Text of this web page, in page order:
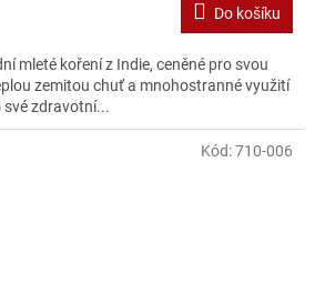
Do košíku
mleté koření z Indie, ceněné pro svou
zemitou chuť a mnohostranné využití
své zdravotní...
Kód:710-006